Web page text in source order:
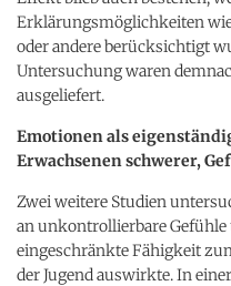
Erklärungsmöglichkeiten
oder andere berücksichtigt
Untersuchung waren
ausgeliefert.
Emotionen als
Erwachsenen schwerer,
Zwei weitere Studien
an unkontrollierbare Gefühle
eingeschränkte Fähigkeit
der Jugend auswirkte. In